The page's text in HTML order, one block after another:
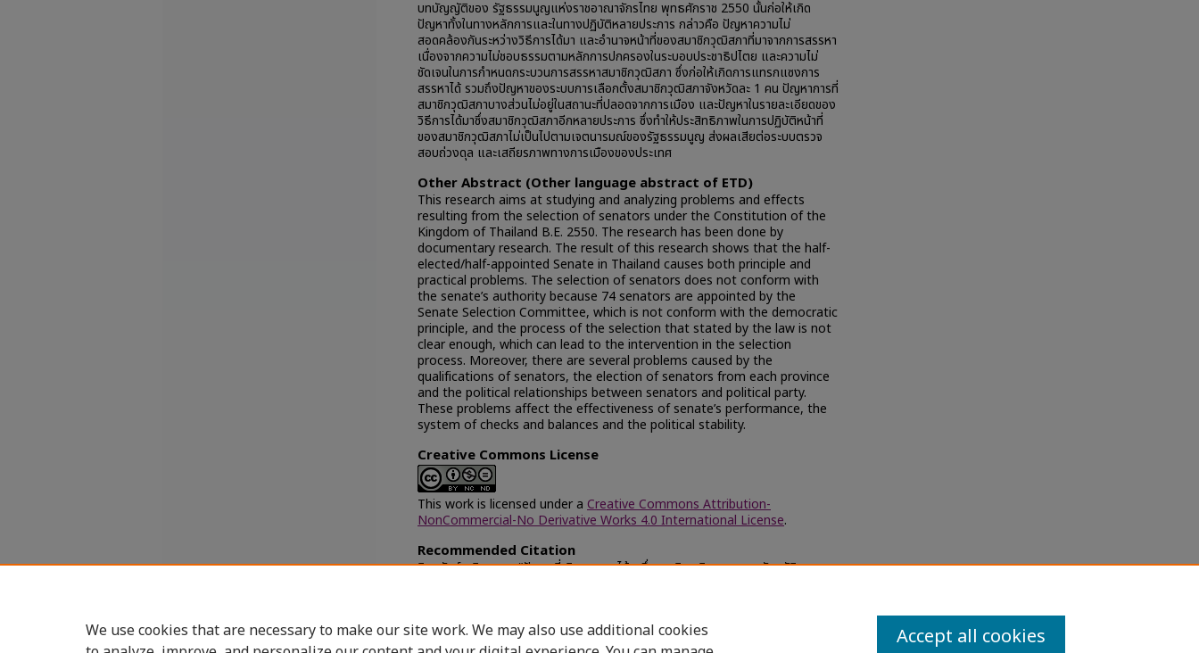
บทบัญญัติของ รัฐธรรมนูญแห่งราชอาณาจักรไทย พุทธศักราช 2550 นั้นก่อให้เกิด
ปัญหาทั้งในทางหลักการและในทางปฏิบัติหลายประการ กล่าวคือ ปัญหาความไม่
สอดคล้องกันระหว่างวิธีการได้มา และอำนาจหน้าที่ของสมาชิกวุฒิสภาที่มาจากการสรรหา
เนื่องจากความไม่ชอบธรรมตามหลักการปกครองในระบอบประชาธิปไตย และความไม่
ชัดเจนในการกำหนดกระบวนการสรรหาสมาชิกวุฒิสภา ซึ่งก่อให้เกิดการแทรกแซงการ
สรรหาได้ รวมถึงปัญหาของระบบการเลือกตั้งสมาชิกวุฒิสภาจังหวัดละ 1 คน ปัญหาการที่
สมาชิกวุฒิสภาบางส่วนไม่อยู่ในสถานะที่ปลอดจากการเมือง และปัญหาในรายละเอียดของ
วิธีการได้มาซึ่งสมาชิกวุฒิสภาอีกหลายประการ ซึ่งทำให้ประสิทธิภาพในการปฏิบัติหน้าที่
ของสมาชิกวุฒิสภาไม่เป็นไปตามเจตนารมณ์ของรัฐธรรมนูญ ส่งผลเสียต่อระบบตรวจ
สอบถ่วงดุล และเสถียรภาพทางการเมืองของประเทศ
Other Abstract (Other language abstract of ETD)
This research aims at studying and analyzing problems and effects
resulting from the selection of senators under the Constitution of the
Kingdom of Thailand B.E. 2550. The research has been done by
documentary research. The result of this research shows that the half-
elected/half-appointed Senate in Thailand causes both principle and
practical problems. The selection of senators does not conform with
the senate’s authority because 74 senators are appointed by the
Senate Selection Committee, which is not conform with the democratic
principle, and the process of the selection that stated by the law is not
clear enough, which can lead to the intervention in the selection
process. Moreover, there are several problems caused by the
qualifications of senators, the election of senators from each province
and the political relationships between senators and political party.
These problems affect the effectiveness of senate’s performance, the
system of checks and balances and the political stability.
Creative Commons License
This work is licensed under a Creative Commons Attribution-
NonCommercial-No Derivative Works 4.0 International License.
Recommended Citation
สินอนันต์วณิช, นฎา, "ปัญหาที่เกิดจากการได้มาซึ่งสมาชิกวุฒิสภาตามบทบัญญัติของ
We use cookies that are necessary to make our site work. We may also use additional cookies
Accept all cookies